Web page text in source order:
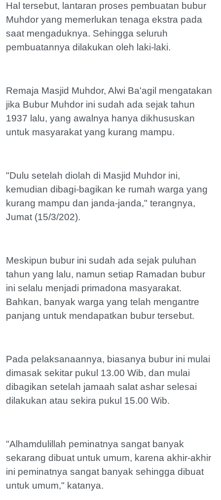
Hal tersebut, lantaran proses pembuatan bubur
Muhdor yang memerlukan tenaga ekstra pada
saat mengaduknya. Sehingga seluruh
pembuatannya dilakukan oleh laki-laki.
Remaja Masjid Muhdor, Alwi Ba'agil mengatakan
jika Bubur Muhdor ini sudah ada sejak tahun
1937 lalu, yang awalnya hanya dikhususkan
untuk masyarakat yang kurang mampu.
"Dulu setelah diolah di Masjid Muhdor ini,
kemudian dibagi-bagikan ke rumah warga yang
kurang mampu dan janda-janda," terangnya,
Jumat (15/3/202).
Meskipun bubur ini sudah ada sejak puluhan
tahun yang lalu, namun setiap Ramadan bubur
ini selalu menjadi primadona masyarakat.
Bahkan, banyak warga yang telah mengantre
panjang untuk mendapatkan bubur tersebut.
Pada pelaksanaannya, biasanya bubur ini mulai
dimasak sekitar pukul 13.00 Wib, dan mulai
dibagikan setelah jamaah salat ashar selesai
dilakukan atau sekira pukul 15.00 Wib.
"Alhamdulillah peminatnya sangat banyak
sekarang dibuat untuk umum, karena akhir-akhir
ini peminatnya sangat banyak sehingga dibuat
untuk umum," katanya.